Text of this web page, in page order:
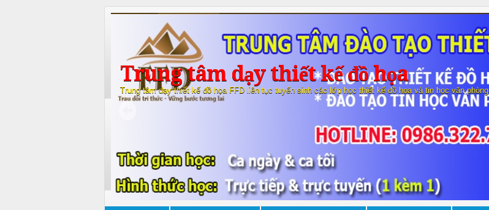
Trung tâm dạy thiết kế đồ họa
Trung tâm dạy thiết kế đồ họa FFD liên tục tuyển sinh các lớp học thiết kế đồ họa và tin học văn phòng